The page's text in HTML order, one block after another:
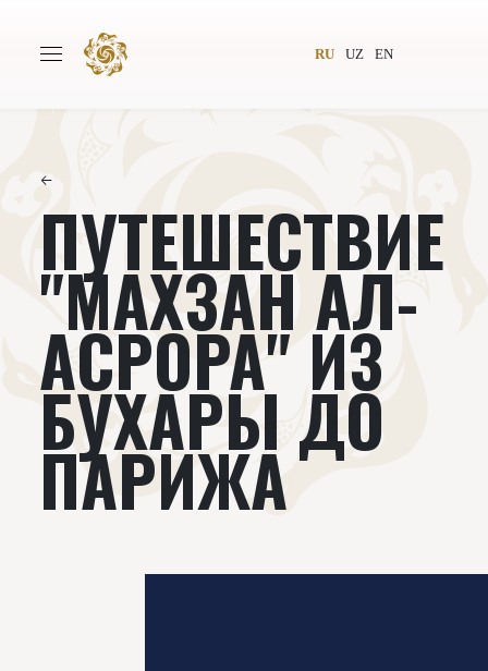
RU UZ EN
Всемирное общество
Издательство
Проекты Подкасты
Книги Видеолекторий
←
ПУТЕШЕСТВИЕ
"МАХЗАН АЛ-
АСРОРА" ИЗ
БУХАРЫ ДО
ПАРИЖА